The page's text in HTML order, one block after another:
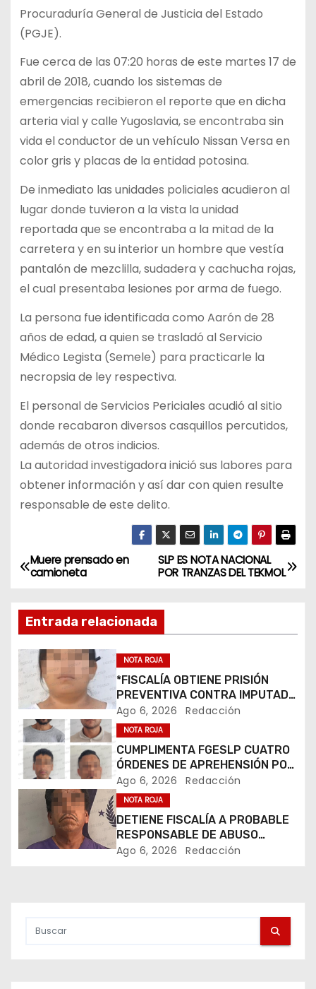
Procuraduría General de Justicia del Estado
(PGJE).
Fue cerca de las 07:20 horas de este martes 17 de
abril de 2018, cuando los sistemas de
emergencias recibieron el reporte que en dicha
arteria vial y calle Yugoslavia, se encontraba sin
vida el conductor de un vehículo Nissan Versa en
color gris y placas de la entidad potosina.
De inmediato las unidades policiales acudieron al
lugar donde tuvieron a la vista la unidad
reportada que se encontraba a la mitad de la
carretera y en su interior un hombre que vestía
pantalón de mezclilla, sudadera y cachucha rojas,
el cual presentaba lesiones por arma de fuego.
La persona fue identificada como Aarón de 28
años de edad, a quien se trasladó al Servicio
Médico Legista (Semele) para practicarle la
necropsia de ley respectiva.
El personal de Servicios Periciales acudió al sitio
donde recabaron diversos casquillos percutidos,
además de otros indicios.
La autoridad investigadora inició sus labores para
obtener información y así dar con quien resulte
responsable de este delito.
N
v
e
g
a
c
i
SLP ES NOTA NACIONAL
POR TRANZAS DEL TEKMOL
Muere prensado en
camioneta
Entrada relacionada
NOTA ROJA
*FISCALÍA OBTIENE PRISIÓN
PREVENTIVA CONTRA IMPUTADA
POR ROBO CALIFICADO EN
RIOVERDE*
Ago 6, 2026 Redacción
NOTA ROJA
CUMPLIMENTA FGESLP CUATRO
ÓRDENES DE APREHENSIÓN POR
AGRESIÓN A POLICÍAS EN SAN
CIRO DE ACOSTA*
Ago 6, 2026 Redacción
NOTA ROJA
DETIENE FISCALÍA A PROBABLE
RESPONSABLE DE ABUSO
SEXUAL CALIFICADO*
Ago 6, 2026 Redacción